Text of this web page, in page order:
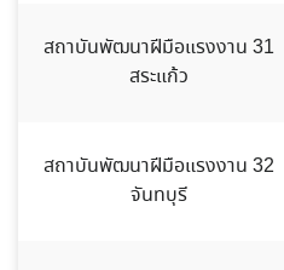
สถาบันพัฒนาฝีมือแรงงาน 31
สระแก้ว
สถาบันพัฒนาฝีมือแรงงาน 32
จันทบุรี